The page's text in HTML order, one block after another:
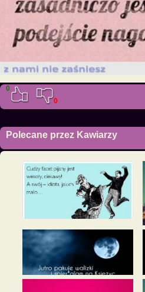
0
0
Polecane przez Kawiarzy